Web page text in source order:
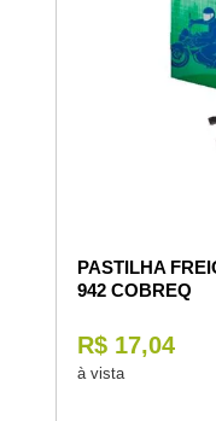
PASTILHA
942 COBREQ
R$ 17,04
à vista